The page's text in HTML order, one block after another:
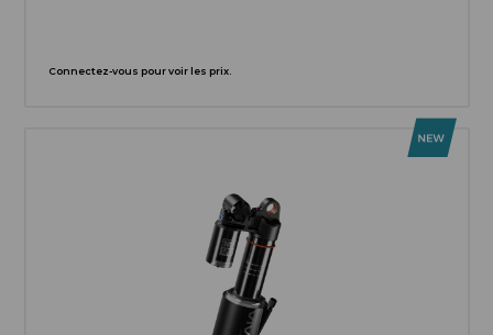
Connectez-vous pour voir les prix.